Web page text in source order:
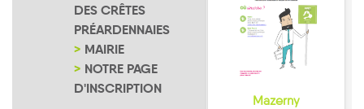
DES CRÊTES
PRÉARDENNAIES
MAIRIE
NOTRE PAGE
D'INSCRIPTION
Mazerny